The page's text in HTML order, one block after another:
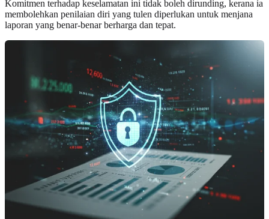
Komitmen terhadap keselamatan ini tidak boleh dirunding, kerana ia
membolehkan penilaian diri yang tulen diperlukan untuk menjana
laporan yang benar-benar berharga dan tepat.